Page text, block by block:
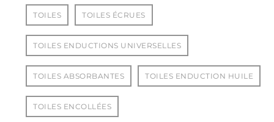
TOILES TOILES ÉCRUES
TOILES ENDUCTIONS UNIVERSELLES
TOILES ABSORBANTES TOILES ENDUCTION HUILE
TOILES ENCOLLÉES